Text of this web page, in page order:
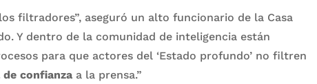
filtradores”, aseguró un alto funcionario de la Casa
Y dentro de la comunidad de inteligencia están
para que actores del ‘Estado profundo’ no filtren
confianzaa la prensa.”